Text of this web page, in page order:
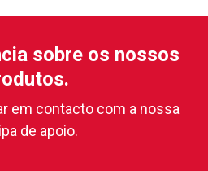
sobre os nossos
em contacto com a nossa
de apoio.